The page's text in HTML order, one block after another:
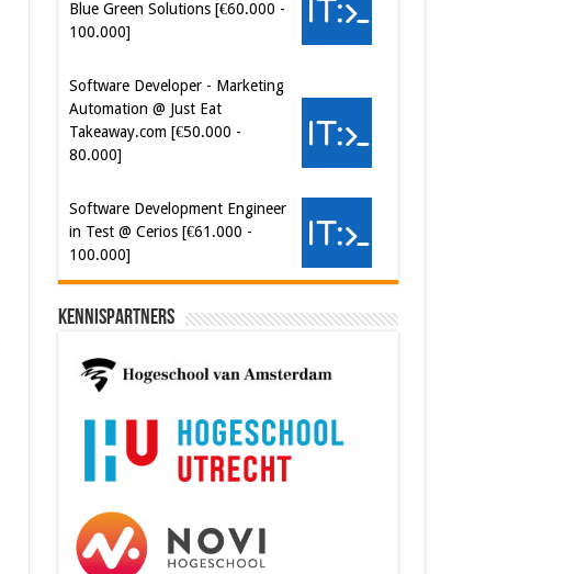
Software Developer - Marketing
Takeaway.com [€50.000 -
80.000]
Software Development Engineer
100.000]
Kennispartners